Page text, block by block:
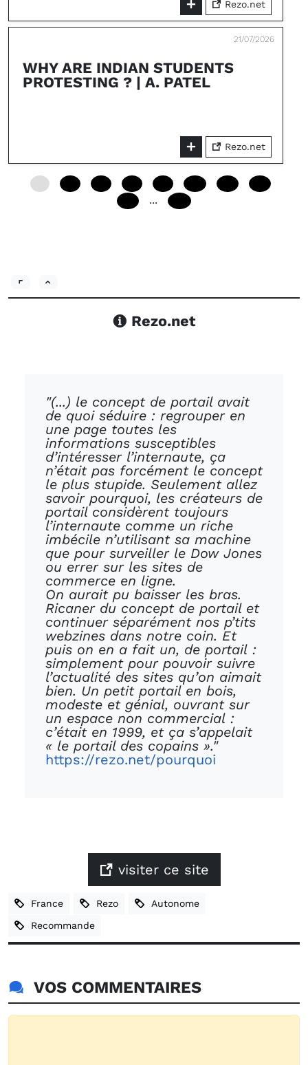
Rezo.net
21/07/2026
WHY ARE INDIAN STUDENTS
PROTESTING ? | A. PATEL
Rezo.net
...
Rezo.net
"(...) le concept de portail avait
de quoi séduire : regrouper en
une page toutes les
informations susceptibles
d’intéresser l’internaute, ça
n’était pas forcément le concept
le plus stupide. Seulement allez
savoir pourquoi, les créateurs de
portail considèrent toujours
l’internaute comme un riche
imbécile n’utilisant sa machine
que pour surveiller le Dow Jones
ou errer sur les sites de
commerce en ligne.
On aurait pu baisser les bras.
Ricaner du concept de portail et
continuer séparément nos p’tits
webzines dans notre coin. Et
puis on en a fait un, de portail :
simplement pour pouvoir suivre
l’actualité des sites qu’on aimait
bien. Un petit portail en bois,
modeste et génial, ouvrant sur
un espace non commercial :
c’était en 1999, et ça s’appelait
« le portail des copains »."
https://rezo.net/pourquoi
visiter ce site
France Rezo Autonome
Recommande
VOS COMMENTAIRES